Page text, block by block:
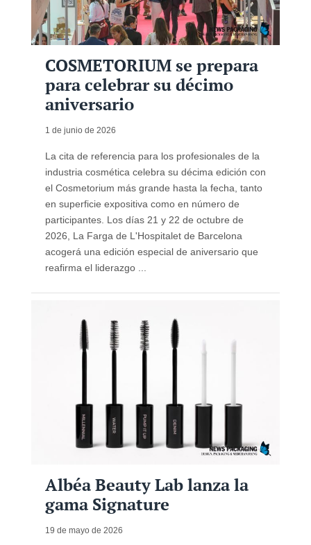
COSMETORIUM se prepara
para celebrar su décimo
aniversario
1 de junio de 2026
La cita de referencia para los profesionales de la
industria cosmética celebra su décima edición con
el Cosmetorium más grande hasta la fecha, tanto
en superficie expositiva como en número de
participantes. Los días 21 y 22 de octubre de
2026, La Farga de L'Hospitalet de Barcelona
acogerá una edición especial de aniversario que
reafirma el liderazgo ...
Albéa Beauty Lab lanza la
gama Signature
19 de mayo de 2026